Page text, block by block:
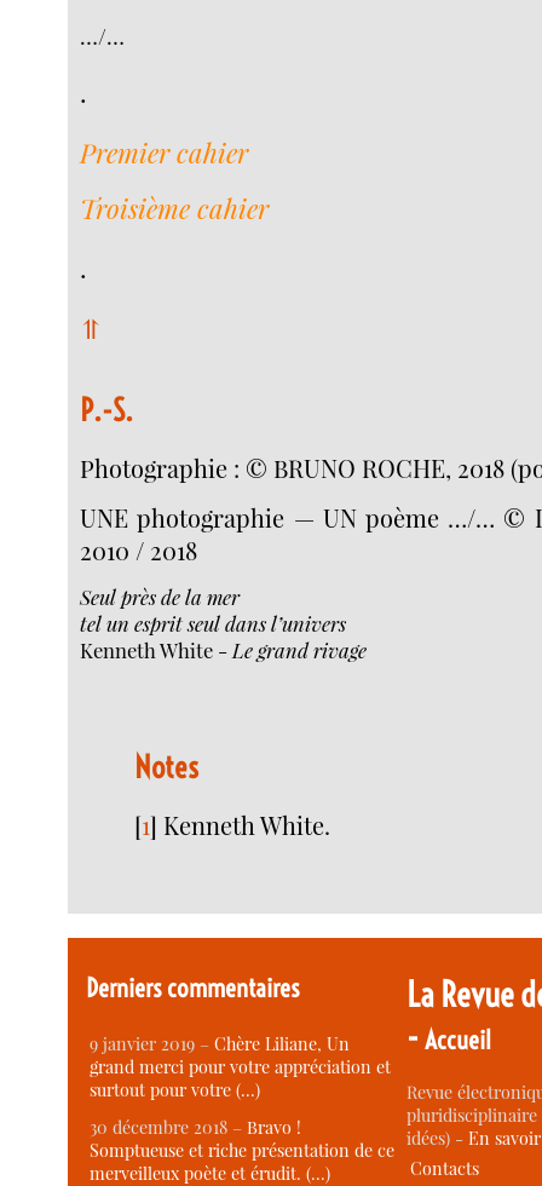
…/…
.
Premier cahier
Troisième cahier
.
⥣
P.-S.
Photographie : © BRUNO ROCHE, 2018
UNE photographie — UN poème …/… ©
2010 / 2018
Seul près de la mer
tel un esprit seul dans l’univers
Kenneth White -Le grand rivage
Notes
[1] Kenneth White.
Derniers commentaires
9 janvier 2019 –Chère Liliane, Un
grand merci pour votre appréciation et
surtout pour votre (…)
30 décembre 2018 –Bravo !
Somptueuse et riche présentation de ce
merveilleux poète et érudit. (…)
La Revue
-Accueil
Revue
idées) -En
Contacts